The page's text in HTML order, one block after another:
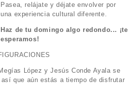
Pasea, relájate y déjate envolver por
una experiencia cultural diferente.
Haz de tu domingo algo redondo... ¡te
esperamos!
López y Jesús Conde Ayala se
que aún estás a tiempo de disfrutar